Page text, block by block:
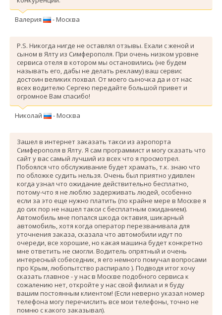
Валерия - Москва
P.S. Никогда нигде не оставлял отзывы. Ехали с женой и
сыном в Ялту из Симферополя. При очень низком уровне
сервиса отеля в котором мы остановились (не будем
называть его, дабы не делать рекламу) ваш сервис
достоин великих похвал. От моего сыночка да и от нас
всех водителю Сергею передайте большой привет и
огромное Вам спасибо!
Николай - Москва
Зашел в интернет заказать такси из аэропорта
Симферополя в Ялту. Я сам программист и могу сказать что
сайт у вас самый лучший из всех что я просмотрел.
Побоялся что обслуживание будет храмать, т.к. знаю что
по обложке судить нельзя. Очень был приятно удивлен
когда узнал что ожидание действительно бесплатно,
потому-что я не люблю задерживать людей, особенно
если за это еще нужно платить (по крайне мере в Москве я
до сих пор не нашел такси с бесплатным ожиданием).
Автомобиль мне попался шкода октавия, шикарный
автомобиль, хотя когда оператор перезванивала для
уточнения заказа, сказала что автомобили идут по
очереди, все хорошие, но какая машина будет конкретно
мне ответить не смогли. Водитель опрятный и очень
интересный собеседник, я его немного помучал вопросами
про Крым, любопытство распирало ). Подводя итог хочу
сказать главное - у нас в Москве подобного сервиса к
сожалению нет, откройте у нас свой филиал и я буду
вашим постоянным клиентом! (Если неверно указал номер
телефона могу перечислить все мои телефоны, точно не
помню с какого заказывал).